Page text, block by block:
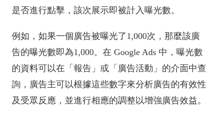
是否進行點擊，該次展示即被計入曝光數。
例如，如果一個廣告被曝光了1,000次，那麼該廣
告的曝光數即為1,000。在 Google Ads 中，曝光數
的資料可以在「報告」或「廣告活動」的介面中查
詢，廣告主可以根據這些數字來分析廣告的有效性
及受眾反應，並進行相應的調整以增強廣告效益。